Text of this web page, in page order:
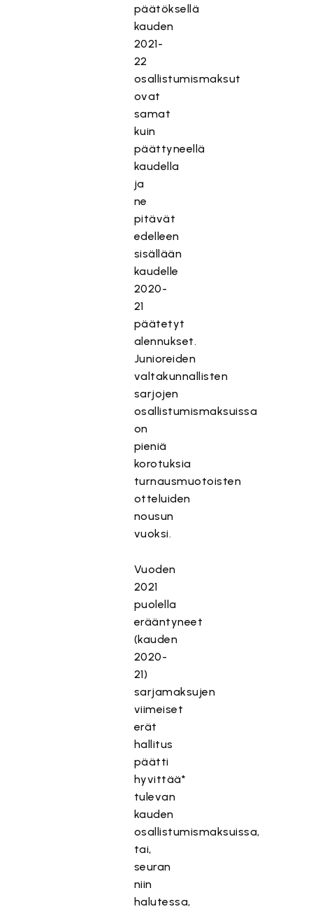
päätöksellä
kauden
2021-
22
osallistumismaksut
ovat
samat
kuin
päättyneellä
kaudella
ja
ne
pitävät
edelleen
sisällään
kaudelle
2020-
21
päätetyt
alennukset.
Junioreiden
valtakunnallisten
sarjojen
osallistumismaksuissa
on
pieniä
korotuksia
turnausmuotoisten
otteluiden
nousun
vuoksi.
Vuoden
2021
puolella
erääntyneet
(kauden
2020-
21)
sarjamaksujen
viimeiset
erät
hallitus
päätti
hyvittää*
tulevan
kauden
osallistumismaksuissa,
tai,
seuran
niin
halutessa,